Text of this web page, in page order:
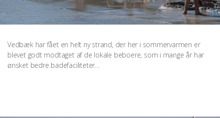
Vedbæk har fået en helt ny strand, der her i sommervarmen er
blevet godt modtaget af de lokale beboere, som i mange år har
ønsket bedre badefaciliteter…